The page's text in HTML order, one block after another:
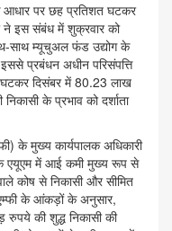
आधार पर छह प्रतिशत घटकर
ने इस संबंध में शुक्रवार को
साथ म्यूचुअल फंड उद्योग के
प्रबंधन अधीन परिसंपत्ति
दिसंबर में 80.23 लाख
के प्रभाव को दर्शाता
के मुख्य कार्यपालक अधिकारी
के एयूएम में आई कमी मुख्य रूप से
कोष से निकासी और सीमित
एम्फी के आंकड़ों के अनुसार,
की शुद्ध निकासी की